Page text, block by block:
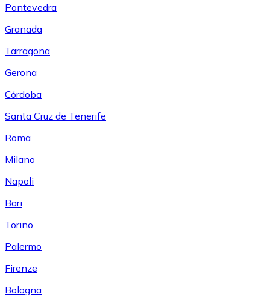
Pontevedra
Granada
Tarragona
Gerona
Córdoba
Santa Cruz de Tenerife
Roma
Milano
Napoli
Bari
Torino
Palermo
Firenze
Bologna